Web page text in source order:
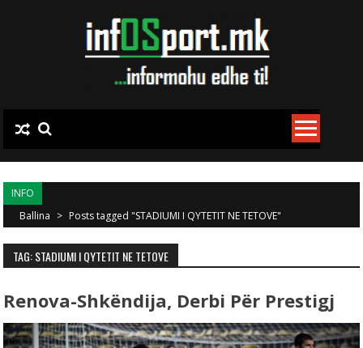
INFO
Ballina > Posts tagged "STADIUMI I QYTETIT NE TETOVE"
TAG: STADIUMI I QYTETIT NE TETOVE
Renova-Shkëndija, Derbi Për Prestigj